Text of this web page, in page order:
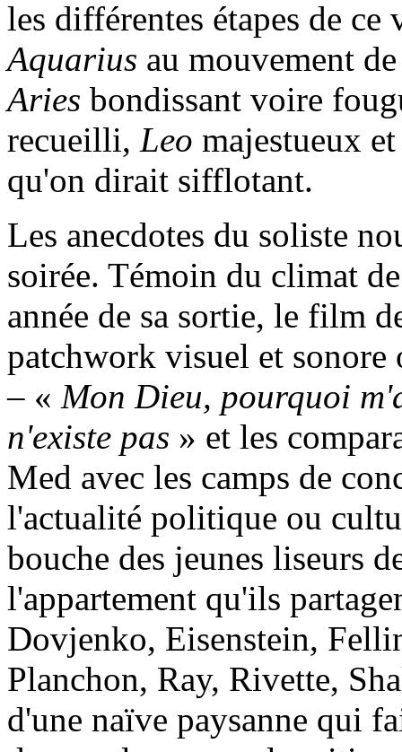
les différentes étapes de
Aquarius au mouvement
Aries bondissant voire
recueilli, Leo majestueux
qu'on dirait sifflotant.
Les anecdotes du soliste
soirée. Témoin du climat
année de sa sortie, le film
patchwork visuel et sonore
– « Mon Dieu, pourquoi
n'existe pas » et les
Med avec les camps de
l'actualité politique ou
bouche des jeunes liseurs
l'appartement qu'ils
Dovjenko, Eisenstein,
Planchon, Ray, Rivette,
d'une naïve paysanne qui